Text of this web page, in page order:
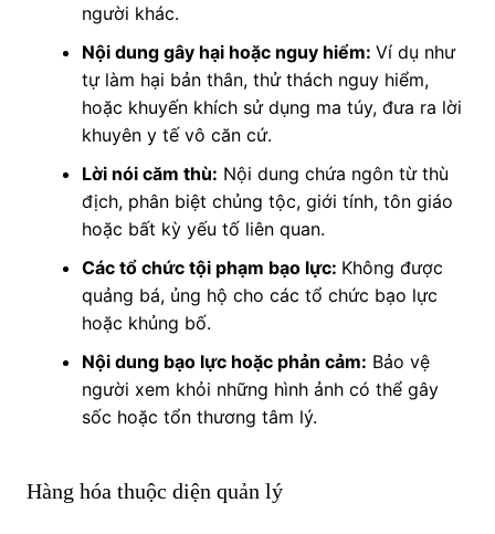
người khác.
Nội dung gây hại hoặc nguy hiểm: Ví dụ như
tự làm hại bản thân, thử thách nguy hiểm,
hoặc khuyến khích sử dụng ma túy, đưa ra lời
khuyên y tế vô căn cứ.
Lời nói căm thù: Nội dung chứa ngôn từ thù
địch, phân biệt chủng tộc, giới tính, tôn giáo
hoặc bất kỳ yếu tố liên quan.
Các tổ chức tội phạm bạo lực: Không được
quảng bá, ủng hộ cho các tổ chức bạo lực
hoặc khủng bố.
Nội dung bạo lực hoặc phản cảm: Bảo vệ
người xem khỏi những hình ảnh có thể gây
sốc hoặc tổn thương tâm lý.
Hàng hóa thuộc diện quản lý